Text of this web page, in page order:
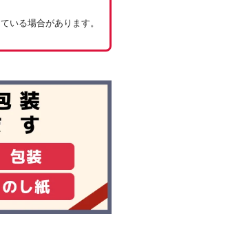
いる場合があります。